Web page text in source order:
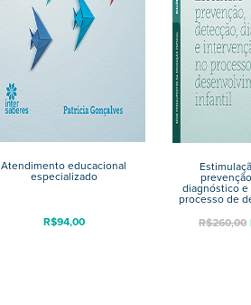
Atendimento educacional
especializado
R$94,00
diagnóstico
processo de
R$260,00